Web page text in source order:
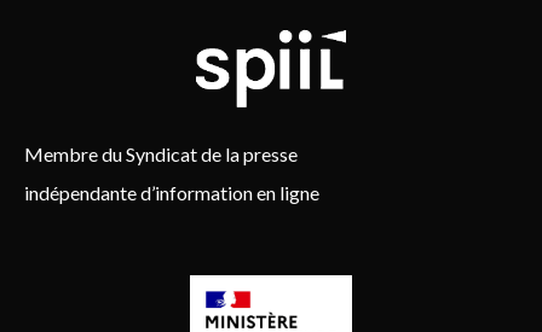
Membre du Syndicat de la presse
indépendante d’information en ligne